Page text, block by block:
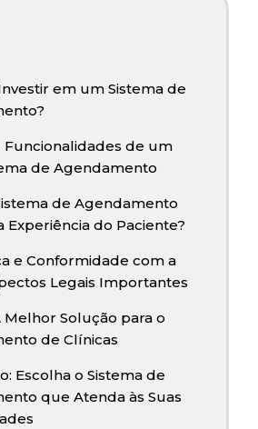
em um Sistema de
Funcionalidades de um
de Agendamento
de Agendamento
Experiência do Paciente?
e Conformidade com a
Legais Importantes
Melhor Solução para o
de Clínicas
Escolha o Sistema de
que Atenda às Suas